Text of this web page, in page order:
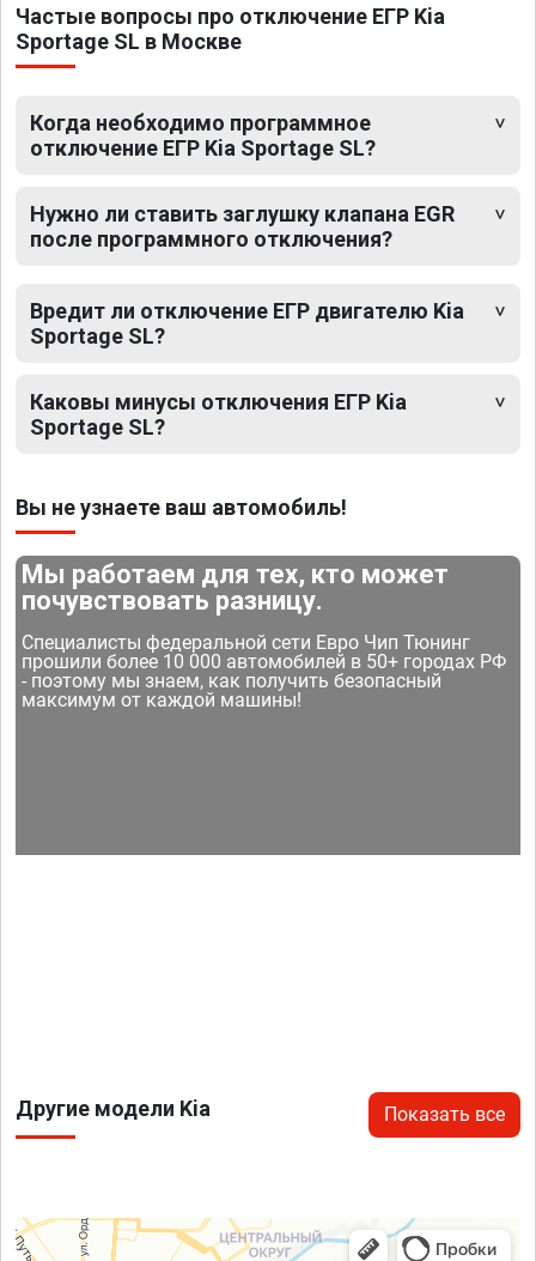
Частые вопросы про отключение ЕГР Kia
Sportage SL в Москве
Когда необходимо программное
отключение ЕГР Kia Sportage SL?
Нужно ли ставить заглушку клапана EGR
после программного отключения?
Вредит ли отключение ЕГР двигателю Kia
Sportage SL?
Каковы минусы отключения ЕГР Kia
Sportage SL?
Вы не узнаете ваш автомобиль!
Мы работаем для тех, кто может
почувствовать разницу.
Специалисты федеральной сети Евро Чип Тюнинг
прошили более 10 000 автомобилей в 50+ городах РФ
- поэтому мы знаем, как получить безопасный
максимум от каждой машины!
Другие модели Kia Показать все